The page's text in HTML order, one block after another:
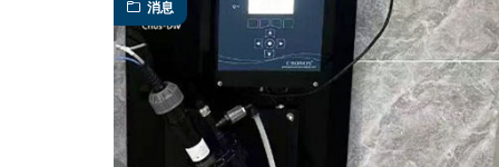
消息